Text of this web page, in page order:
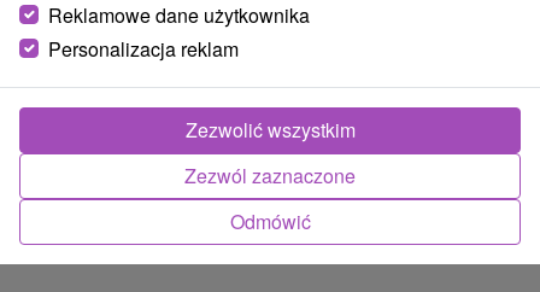
Region turystyczny
Znalazłeś błąd lub chcesz polecić nam nową atrakcję
Zgłoś błąd
Reklamowe dane użytkownika
Personalizacja reklam
Odmówić
Zezwól zaznaczone
Zezwolić wszystkim